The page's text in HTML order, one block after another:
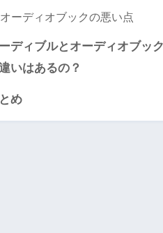
オーディオブックの悪い点
ディブルとオーディオブッ
いはあるの？
め